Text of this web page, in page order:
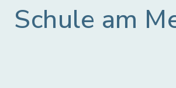
Schule am